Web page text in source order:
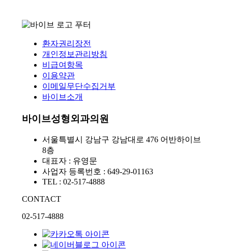
환자권리장전
개인정보관리방침
비급여항목
이용약관
이메일무단수집거부
바이브소개
바이브성형외과의원
서울특별시 강남구 강남대로 476 어반하이브
8층
대표자 : 유영문
사업자 등록번호 : 649-29-01163
TEL : 02-517-4888
CONTACT
02-517-4888